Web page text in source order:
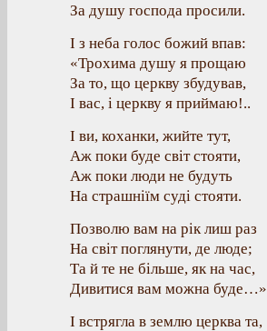
За душу господа просили.
І з неба голос божий впав:
«Трохима душу я прощаю
За то, що церкву збудував,
І вас, і церкву я приймаю!..
І ви, коханки, жийте тут,
Аж поки буде світ стояти,
Аж поки люди не будуть
На страшніїм суді стояти.
Позволю вам на рік лиш раз
На світ поглянути, де люде;
Та й те не більше, як на час,
Дивитися вам можна буде…»
І встрягла в землю церква та,